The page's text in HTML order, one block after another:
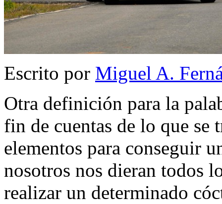
Escrito por Miguel A.
Otra definición para la
fin de cuentas de lo que se
elementos para conseguir
nosotros nos dieran todos
realizar un determinado